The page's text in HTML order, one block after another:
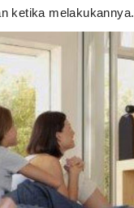
ketika melakukannya.